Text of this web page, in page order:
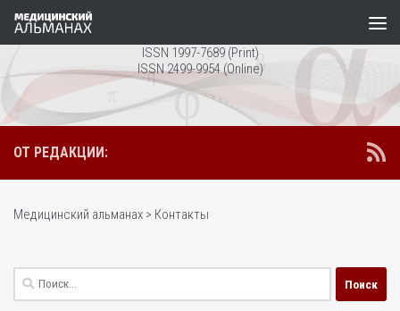
Перейти к содержимому
ISSN 1997-7689 (Print)
ISSN 2499-9954 (Online)
ОТ РЕДАКЦИИ:
Медицинский альманах > Контакты
Найти: